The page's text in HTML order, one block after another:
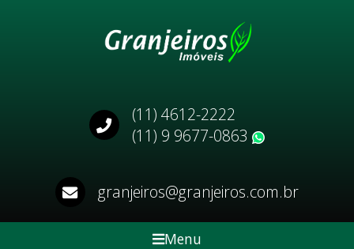
(11) 4612-2222
(11) 9 9677-0863
granjeiros@granjeiros.com.br
Menu